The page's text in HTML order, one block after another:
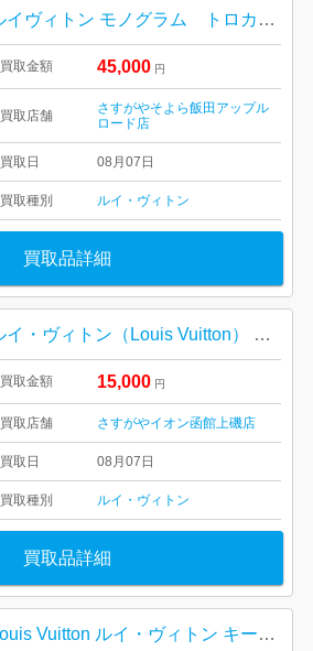
ルイヴィトン モノグラム トロカデロ27 M51274
買取金額 45,000 円
買取店舗
さすがやそよら飯田アップル
ロード店
買取日 08月07日
買取種別 ルイ・ヴィトン
買取品詳細
ルイ・ヴィトン（Louis Vuitton） モノグラム・ヴェルニ リード【イオン函館上磯店】
買取金額 15,000 円
買取店舗 さすがやイオン函館上磯店
買取日 08月07日
買取種別 ルイ・ヴィトン
買取品詳細
Louis Vuitton ルイ・ヴィトン キーポル45 M41428 モノグラム 札幌市 東区 元町